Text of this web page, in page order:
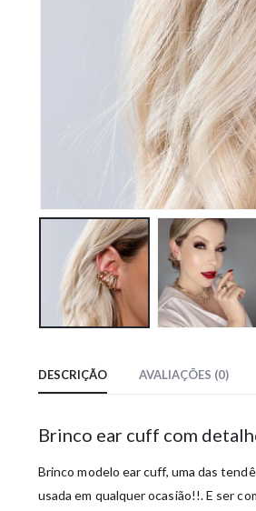
DESCRIÇÃO AVALIAÇÕES (0)
Brinco ear cuff com
Brinco modelo ear cuff, uma das
usada em qualquer ocasião!!. E ser